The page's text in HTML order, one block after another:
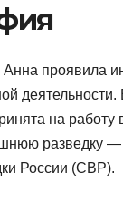
проявила
деятельности.
на работу
разведку
России (СВР).